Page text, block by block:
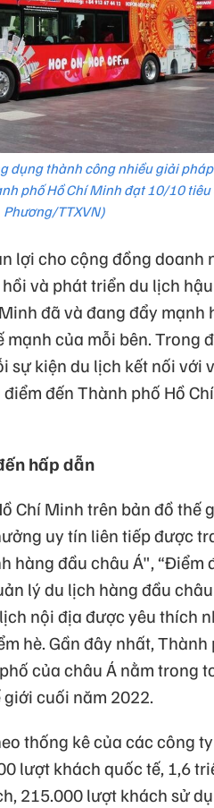
dụng thành công nhiều giải
phố Hồ Chí Minh đạt 10/10
Phương/TTXVN)
lợi cho cộng đồng doanh
và phát triển du lịch hậu
đã và đang đẩy mạnh
của mỗi bên. Trong
sự kiện du lịch kết nối với
đến Thành phố Hồ
hấp dẫn
Chí Minh trên bản đồ thế
uy tín liên tiếp được
đầu châu Á", “Điểm
lý du lịch hàng đầu
nội địa được yêu thích
hè. Gần đây nhất, Thành
của châu Á nằm trong
cuối năm 2022.
thống kê của các công
lượt khách quốc tế, 1,6
215.000 lượt khách sử